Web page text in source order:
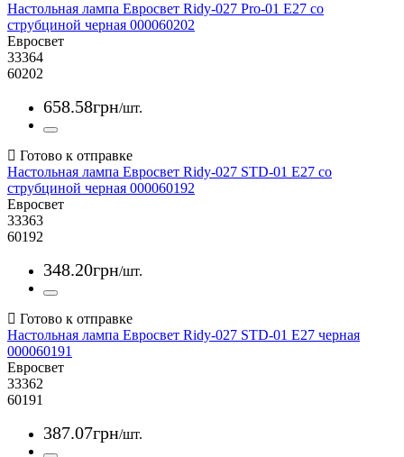
Настольная лампа Евросвет Ridy-027 Pro-01 E27 со
струбциной черная 000060202
Евросвет
33364
60202
658.58грн/шт.
Настольная лампа Евросвет Ridy-027 STD-01 E27 со
струбциной черная 000060192
Евросвет
33363
60192
348.20грн/шт.
Настольная лампа Евросвет Ridy-027 STD-01 E27 черная
000060191
Евросвет
33362
60191
387.07грн/шт.